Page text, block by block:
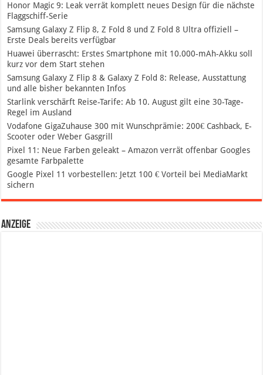
Honor Magic 9: Leak verrät komplett neues Design für die nächste
Flaggschiff-Serie
Samsung Galaxy Z Flip 8, Z Fold 8 und Z Fold 8 Ultra offiziell –
Erste Deals bereits verfügbar
Huawei überrascht: Erstes Smartphone mit 10.000-mAh-Akku soll
kurz vor dem Start stehen
Samsung Galaxy Z Flip 8 & Galaxy Z Fold 8: Release, Ausstattung
und alle bisher bekannten Infos
Starlink verschärft Reise-Tarife: Ab 10. August gilt eine 30-Tage-
Regel im Ausland
Vodafone GigaZuhause 300 mit Wunschprämie: 200€ Cashback, E-
Scooter oder Weber Gasgrill
Pixel 11: Neue Farben geleakt – Amazon verrät offenbar Googles
gesamte Farbpalette
Google Pixel 11 vorbestellen: Jetzt 100 € Vorteil bei MediaMarkt
sichern
Anzeige